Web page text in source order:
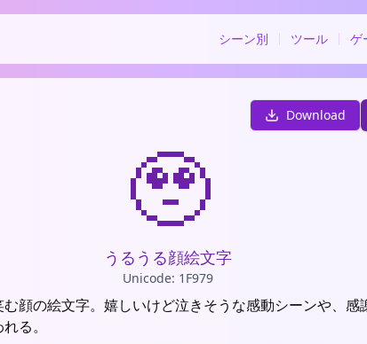
シーン別 ツール ゲ
Download
🥹
うるうる顔絵文字
Unicode: 1F979
顔の絵文字。嬉しいけど泣きそうな感動シーンや、感
る。